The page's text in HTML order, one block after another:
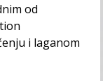
od
i laganom